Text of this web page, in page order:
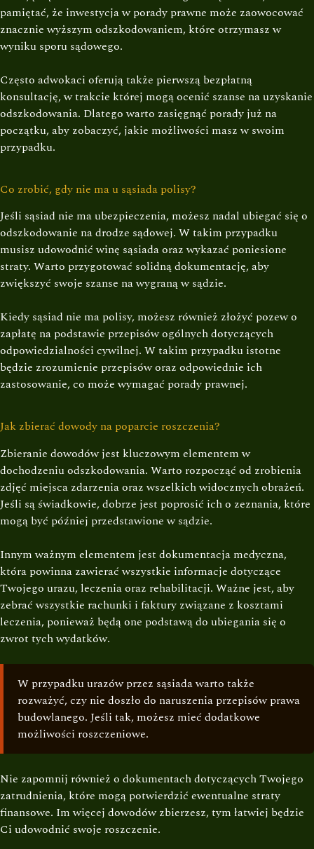
pamiętać, że inwestycja w porady prawne może zaowocować
znacznie wyższym odszkodowaniem, które otrzymasz w
wyniku sporu sądowego.
Często adwokaci oferują także pierwszą bezpłatną
konsultację, w trakcie której mogą ocenić szanse na uzyskanie
odszkodowania. Dlatego warto zasięgnąć porady już na
początku, aby zobaczyć, jakie możliwości masz w swoim
przypadku.
Co zrobić, gdy nie ma u sąsiada polisy?
Jeśli sąsiad nie ma ubezpieczenia, możesz nadal ubiegać się o
odszkodowanie na drodze sądowej. W takim przypadku
musisz udowodnić winę sąsiada oraz wykazać poniesione
straty. Warto przygotować solidną dokumentację, aby
zwiększyć swoje szanse na wygraną w sądzie.
Kiedy sąsiad nie ma polisy, możesz również złożyć pozew o
zapłatę na podstawie przepisów ogólnych dotyczących
odpowiedzialności cywilnej. W takim przypadku istotne
będzie zrozumienie przepisów oraz odpowiednie ich
zastosowanie, co może wymagać porady prawnej.
Jak zbierać dowody na poparcie roszczenia?
Zbieranie dowodów jest kluczowym elementem w
dochodzeniu odszkodowania. Warto rozpocząć od zrobienia
zdjęć miejsca zdarzenia oraz wszelkich widocznych obrażeń.
Jeśli są świadkowie, dobrze jest poprosić ich o zeznania, które
mogą być później przedstawione w sądzie.
Innym ważnym elementem jest dokumentacja medyczna,
która powinna zawierać wszystkie informacje dotyczące
Twojego urazu, leczenia oraz rehabilitacji. Ważne jest, aby
zebrać wszystkie rachunki i faktury związane z kosztami
leczenia, ponieważ będą one podstawą do ubiegania się o
zwrot tych wydatków.
W przypadku urazów przez sąsiada warto także
rozważyć, czy nie doszło do naruszenia przepisów prawa
budowlanego. Jeśli tak, możesz mieć dodatkowe
możliwości roszczeniowe.
Nie zapomnij również o dokumentach dotyczących Twojego
zatrudnienia, które mogą potwierdzić ewentualne straty
finansowe. Im więcej dowodów zbierzesz, tym łatwiej będzie
Ci udowodnić swoje roszczenie.